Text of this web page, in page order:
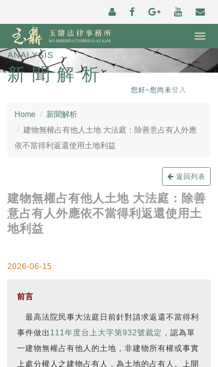
ANALYSIS
新聞解析
您好~您尚未登入
Home
新聞解析
建物無權占有他人土地 大法庭：除善意占有人外應
依不當得利返還使用土地利益
返回列表
建物無權占有他人土地 大法庭：除善
意占有人外應依不當得利返還使用土
地利益
2026-06-15
前言
最高法院民事大法庭日前針對請求返還不當得利
事件做出 111年度台上大字第932號裁定 ，認為單
一建物無權占有他人的土地，非建物所有權或事實
上處分權人之建物占有人，為土地的占有人。上開